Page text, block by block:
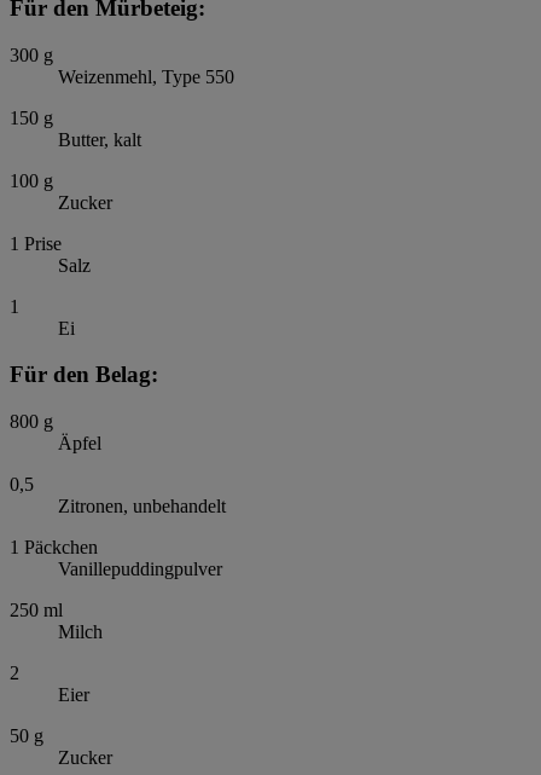
Für den Mürbeteig:
300 g
Weizenmehl, Type 550
150 g
Butter, kalt
100 g
Zucker
1 Prise
Salz
1
Ei
Für den Belag:
800 g
Äpfel
0,5
Zitronen, unbehandelt
1 Päckchen
Vanillepuddingpulver
250 ml
Milch
2
Eier
50 g
Zucker